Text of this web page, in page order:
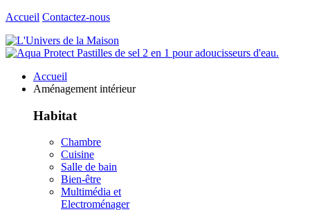
Accueil Contactez-nous
Accueil
Aménagement intérieur
Habitat
Chambre
Cuisine
Salle de bain
Bien-être
Multimédia et
Electroménager